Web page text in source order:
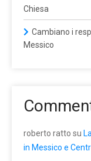
Chiesa
Cambiano i
Messico
roberto ratto su
in Messico e